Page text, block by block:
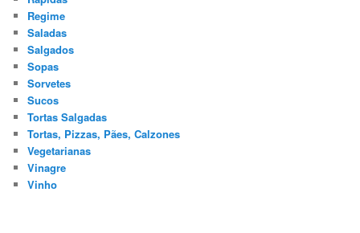
Regime
Saladas
Salgados
Sopas
Sorvetes
Sucos
Tortas Salgadas
Tortas, Pizzas, Pães, Calzones
Vegetarianas
Vinagre
Vinho